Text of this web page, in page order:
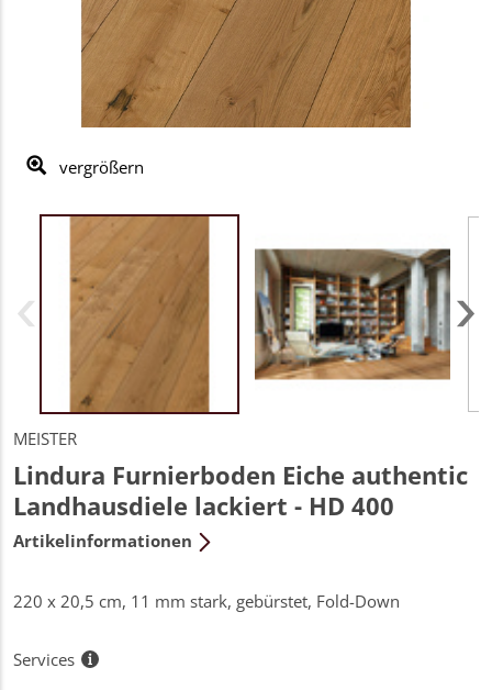
vergrößern
MEISTER
Lindura Furnierboden Eiche authentic
Landhausdiele lackiert - HD 400
Artikelinformationen
220 x 20,5 cm, 11 mm stark, gebürstet, Fold-Down
Services